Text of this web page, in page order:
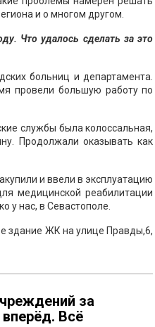
и о многом другом.
Что удалось сделать за это
больниц и департамента.
провели большую работу по
службы была колоссальная,
Продолжали оказывать как
и ввели в эксплуатацию
медицинской реабилитации
у нас, в Севастополе.
здание ЖК на улице Правды,6,
за
Всё